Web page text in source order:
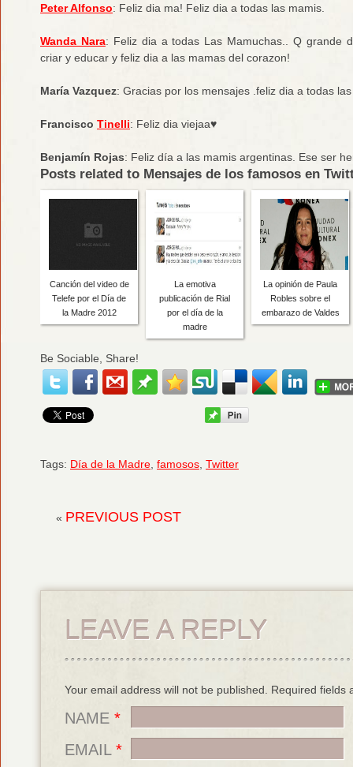
Peter Alfonso: Feliz dia ma! Feliz dia a todas las mamis.
Wanda Nara: Feliz dia a todas Las Mamuchas.. Q grande
criar y educar y feliz dia a las mamas del corazon!
María Vazquez: Gracias por los mensajes .feliz dia a todas
Francisco Tinelli: Feliz dia viejaa♥
Benjamín Rojas: Feliz día a las mamis argentinas. Ese ser
Posts related to Mensajes de los famosos en
Canción del video de
Telefe por el Día de
la Madre 2012
La emotiva
publicación de Rial
por el día de la
madre
La opinión de Paula
Robles sobre el
embarazo de Valdes
Be Sociable, Share!
Tags: Día de la Madre famosos Twitter
« PREVIOUS POST
LEAVE A REPLY
Your email address will not be published. Required fields
NAME *
EMAIL *